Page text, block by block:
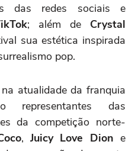
das redes sociais e
; além de Crystal
sua estética inspirada
pop.
atualidade da franquia
representantes das
da competição norte-
,Juicy Love Dion e